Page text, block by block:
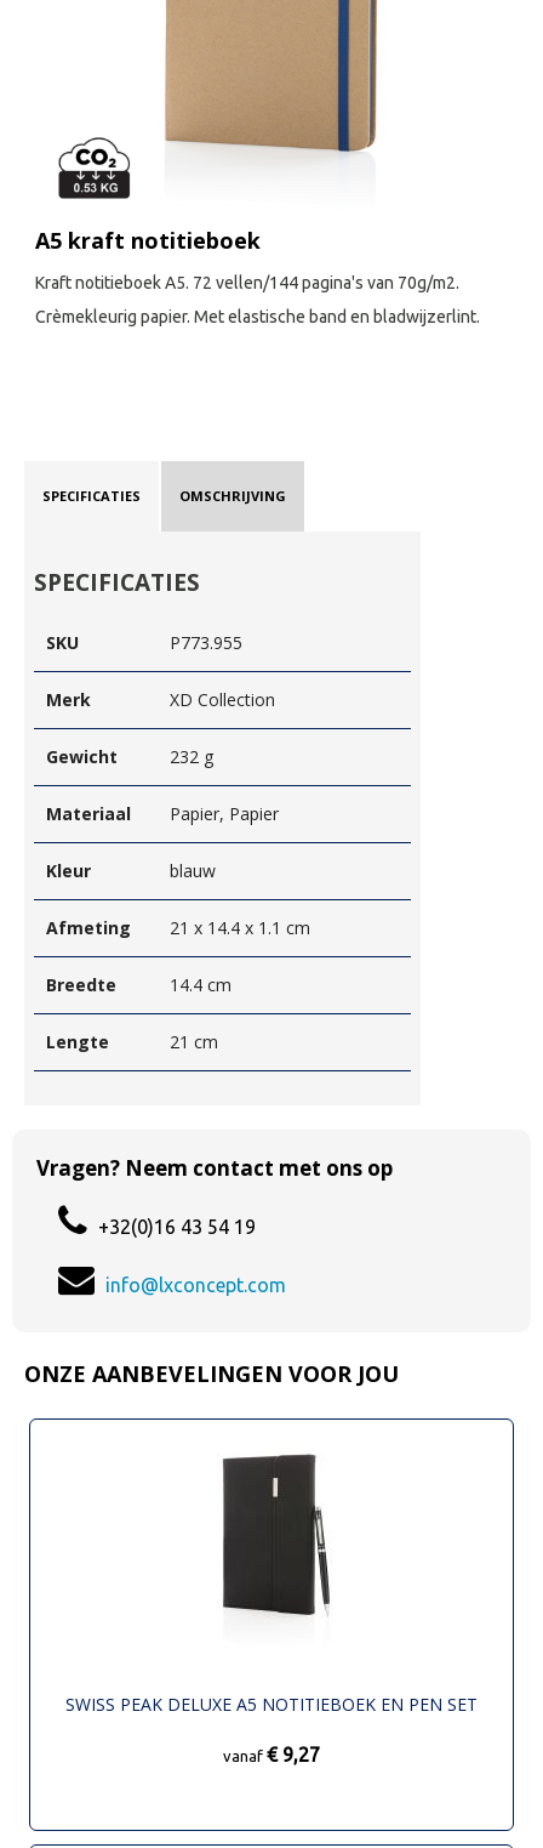
A5 kraft notitieboek
Kraft notitieboek A5. 72 vellen/144 pagina's van 70g/m2.
Crèmekleurig papier. Met elastische band en bladwijzerlint.
SPECIFICATIES OMSCHRIJVING
SPECIFICATIES
SKU P773.955
Merk XD Collection
Gewicht 232 g
Materiaal Papier, Papier
Kleur blauw
Afmeting 21 x 14.4 x 1.1 cm
Breedte 14.4 cm
Lengte 21 cm
Vragen? Neem contact met ons op
+32(0)16 43 54 19
info@lxconcept.com
ONZE AANBEVELINGEN VOOR JOU
SWISS PEAK DELUXE A5 NOTITIEBOEK EN PEN SET
vanaf € 9,27